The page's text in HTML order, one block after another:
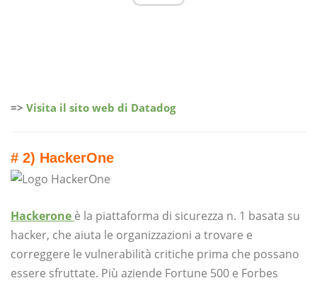
=> Visita il sito web di Datadog
# 2) HackerOne
Hackerone è la piattaforma di sicurezza n. 1 basata su
hacker, che aiuta le organizzazioni a trovare e
correggere le vulnerabilità critiche prima che possano
essere sfruttate. Più aziende Fortune 500 e Forbes